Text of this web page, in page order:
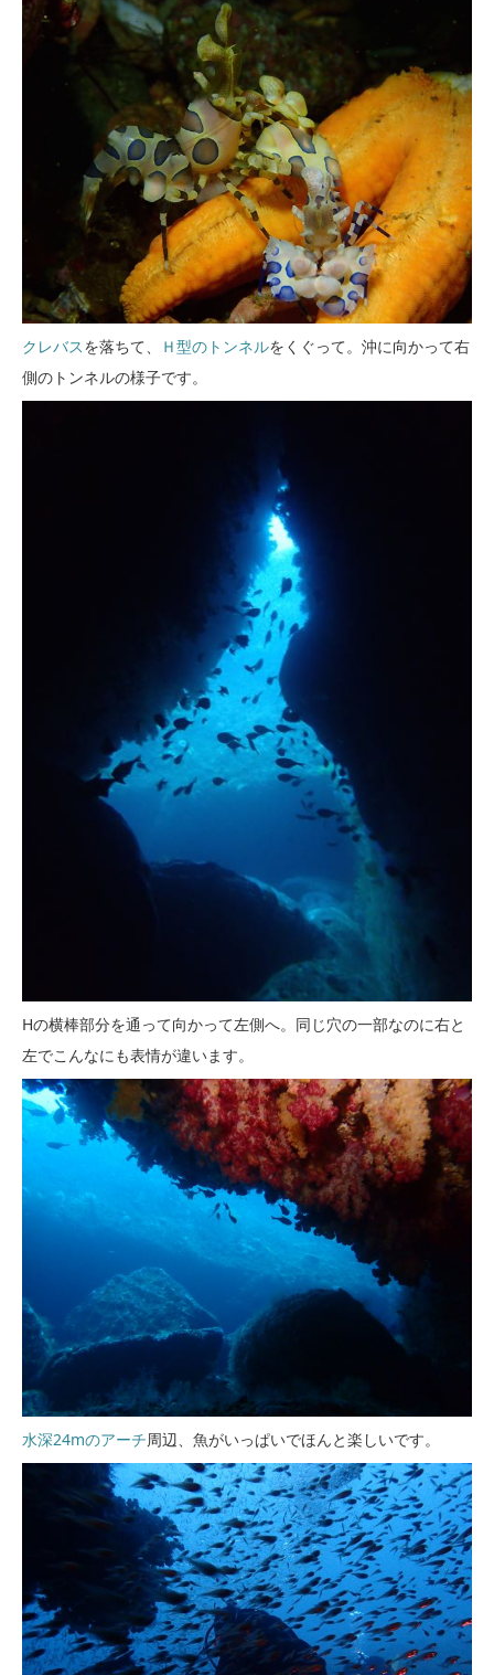
クレバスを落ちて、 Ｈ型のトンネルをくぐって。沖に向かって右
側のトンネルの様子です。
Hの横棒部分を通って向かって左側へ。同じ穴の一部なのに右と
左でこんなにも表情が違います。
水深24mのアーチ周辺、魚がいっぱいでほんと楽しいです。